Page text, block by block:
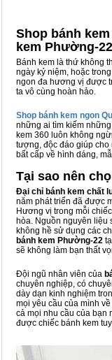
Shop bánh
kem Phường-
Bánh kem là thứ không
ngày kỷ niệm, hoặc
ngon đa hương vị được
ta vô cùng hoàn hảo.
Shop bánh kem ngon Qu
những ai tìm kiếm những
kem 360 luôn không
tượng, độc đáo giúp
bất cấp về hình dáng,
Tại sao nên
Đại chỉ bánh kem chất
năm phát triển đã được
Hương vị trong mỗi
hòa. Nguồn nguyên liệu
không hề sử dụng các
bánh kem Phường-22
sẽ không làm bạn thất
Đội ngũ nhân viên của
chuyên nghiệp, có
dày dạn kinh nghiệm
mọi yêu cầu của mình
cả mọi nhu cầu của bạn
được chiếc bánh kem